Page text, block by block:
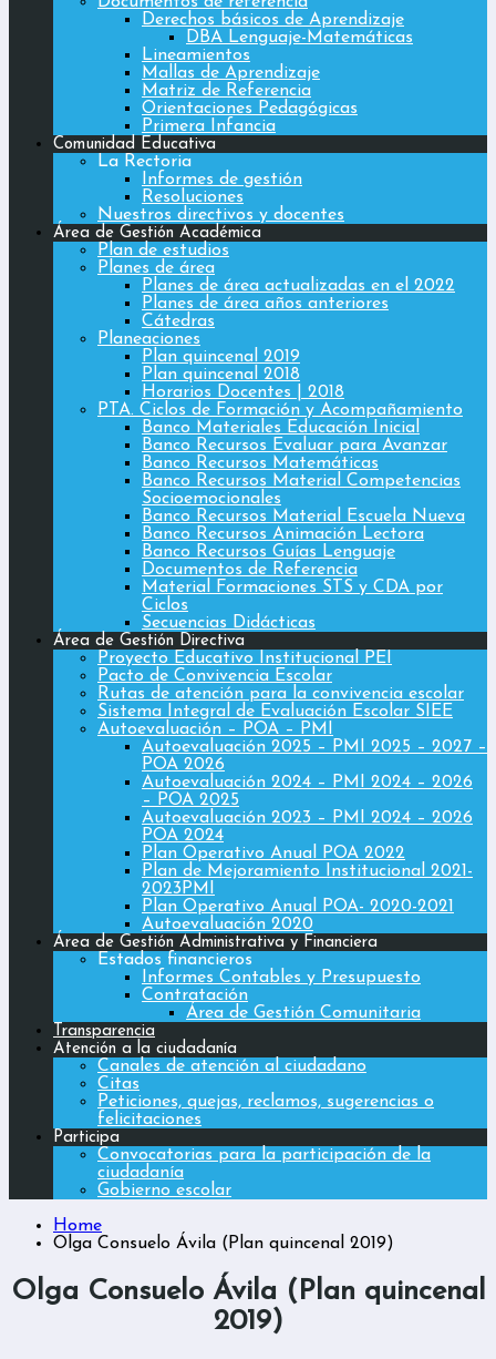
Derechos básicos de Aprendizaje
DBA Lenguaje-Matemáticas
Lineamientos
Mallas de Aprendizaje
Matriz de Referencia
Orientaciones Pedagógicas
Primera Infancia
Comunidad Educativa
La Rectoria
Informes de gestión
Resoluciones
Nuestros directivos y docentes
Área de Gestión Académica
Plan de estudios
Planes de área
Planes de área actualizadas en el 2022
Planes de área años anteriores
Cátedras
Planeaciones
Plan quincenal 2019
Plan quincenal 2018
Horarios Docentes | 2018
PTA. Ciclos de Formación y Acompañamiento
Banco Materiales Educación Inicial
Banco Recursos Evaluar para Avanzar
Banco Recursos Matemáticas
Banco Recursos Material Competencias
Socioemocionales
Banco Recursos Material Escuela Nueva
Banco Recursos Animación Lectora
Banco Recursos Guías Lenguaje
Documentos de Referencia
Material Formaciones STS y CDA por
Ciclos
Secuencias Didácticas
Área de Gestión Directiva
Proyecto Educativo Institucional PEI
Pacto de Convivencia Escolar
Rutas de atención para la convivencia escolar
Sistema Integral de Evaluación Escolar SIEE
Autoevaluación – POA – PMI
Autoevaluación 2025 – PMI 2025 – 2027 –
POA 2026
Autoevaluación 2024 – PMI 2024 – 2026
– POA 2025
Autoevaluación 2023 – PMI 2024 – 2026
POA 2024
Plan Operativo Anual POA 2022
Plan de Mejoramiento Institucional 2021-
2023PMI
Plan Operativo Anual POA- 2020-2021
Autoevaluación 2020
Área de Gestión Administrativa y Financiera
Estados financieros
Informes Contables y Presupuesto
Contratación
Área de Gestión Comunitaria
Transparencia
Atención a la ciudadanía
Canales de atención al ciudadano
Citas
Peticiones, quejas, reclamos, sugerencias o
felicitaciones
Participa
Convocatorias para la participación de la
ciudadanía
Gobierno escolar
Home
Olga Consuelo Ávila (Plan quincenal 2019)
Olga Consuelo Ávila (Plan quincenal
2019)